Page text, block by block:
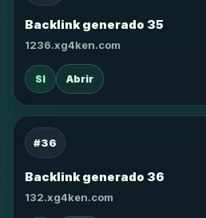
Backlink generado 35
1236.xg4ken.com
SI Abrir
#36
Backlink generado 36
132.xg4ken.com